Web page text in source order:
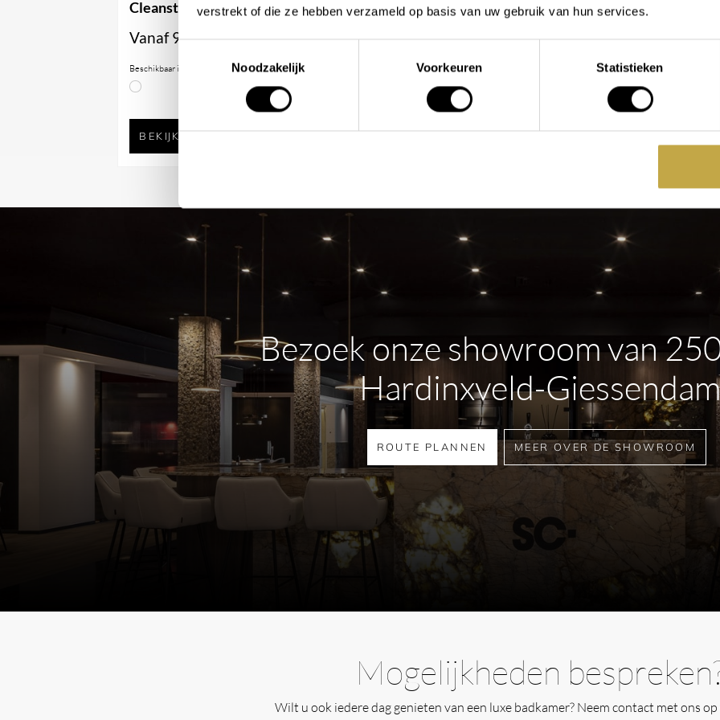
verstrekt of die ze hebben verzameld op basis van uw gebruik van hun services.
Noodzakelijk
Voorkeuren Statistieken
Cleanstorm Wandcloset
Vanaf938,90
Beschikbaar in
BEKIJK PRODUCT
Cleanstorm Wandcloset
Vanaf964,31
fontein opzetwastafel
Vanaf640,09
Beschikbaar in
Bezoek onze showroom van
Hardinxveld-Giessendam
ROUTE PLANNEN MEER OVER DE SHOWROOM
Mogelijkheden
Wilt u ook iedere dag genieten van een luxe badkamer? Neem contact met ons